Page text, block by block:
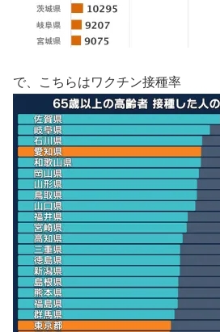
で、こちらはワクチン接種率